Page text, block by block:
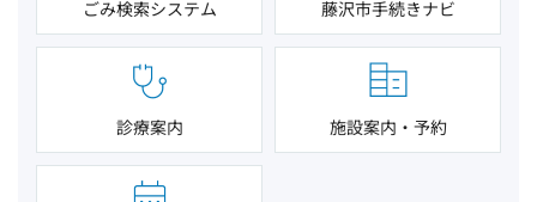
ごみ検索システム 藤沢市手続きナビ
診療案内 施設案内・予約